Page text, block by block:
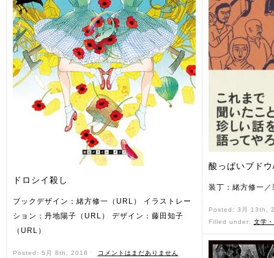
ドロシイ殺し
ブックデザイン：緒方修一（URL） イラストレー
ション：丹地陽子（URL） デザイン：藤田知子
（URL）
Posted: 5月 8th, 2018 ˑ
コメントはまだありません
酸っぱいブド
装丁：緒方修一
Posted: 3月 13th,
Filled under: 文学